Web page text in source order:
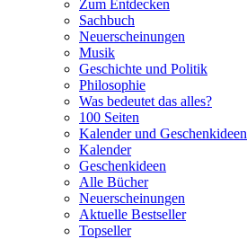
Zum Entdecken
Sachbuch
Neuerscheinungen
Musik
Geschichte und Politik
Philosophie
Was bedeutet das alles?
100 Seiten
Kalender und Geschenkideen
Kalender
Geschenkideen
Alle Bücher
Neuerscheinungen
Aktuelle Bestseller
Topseller